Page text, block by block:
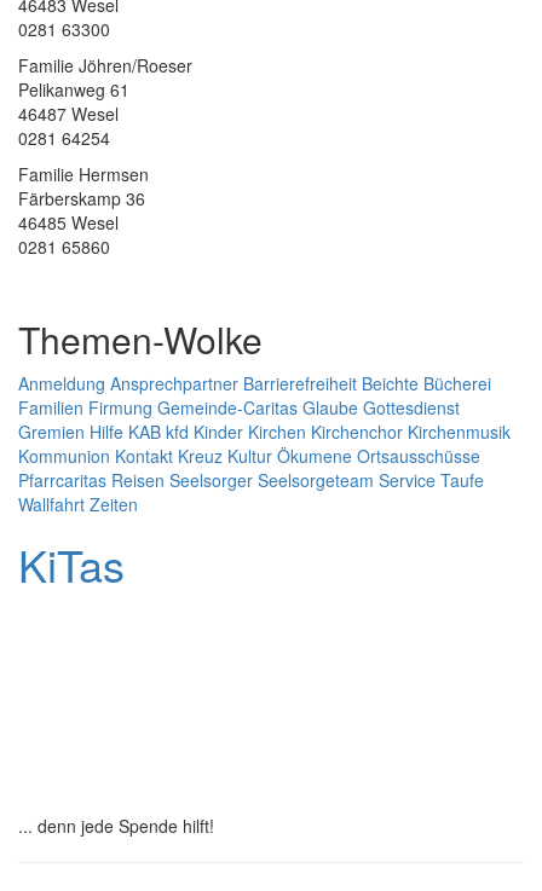
0281 63300
Familie Jöhren/Roeser
Pelikanweg 61
46487 Wesel
0281 64254
Familie Hermsen
Färberskamp 36
46485 Wesel
0281 65860
Themen-Wolke
Anmeldung Ansprechpartner Barrierefreiheit Beichte Bücherei
Familien Firmung Gemeinde-Caritas Glaube Gottesdienst
Gremien Hilfe KAB kfd Kinder Kirchen Kirchenchor Kirchenmusik
Kommunion Kontakt Kreuz Kultur Ökumene Ortsausschüsse
Pfarrcaritas Reisen Seelsorger Seelsorgeteam Service Taufe
Wallfahrt Zeiten
KiTas
... denn jede Spende hilft!